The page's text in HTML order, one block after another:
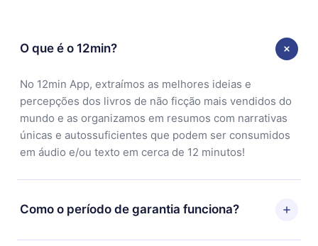
O que é o 12min?
No 12min App, extraímos as melhores ideias e
percepções dos livros de não ficção mais vendidos do
mundo e as organizamos em resumos com narrativas
únicas e autossuficientes que podem ser consumidos
em áudio e/ou texto em cerca de 12 minutos!
Como o período de garantia funciona?